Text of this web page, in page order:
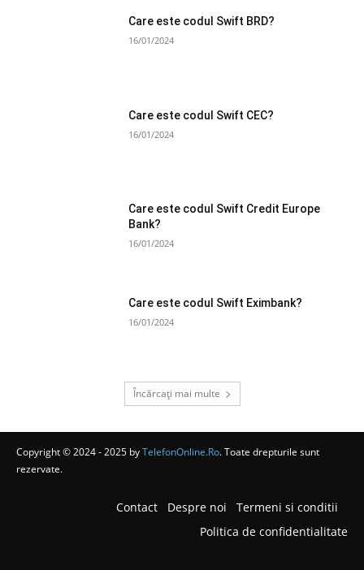
Care este codul Swift BRD?
16/01/2024
Care este codul Swift CEC?
16/01/2024
Care este codul Swift Credit Europe
Bank?
16/01/2024
Care este codul Swift Eximbank?
16/01/2024
Încărcați mai multe
Copyright © 2024 - 2025 byTelefonOnline.Ro. Toate drepturile sunt
rezervate.
Contact Despre noi
Termeni si conditii
Politica de confidentialitate